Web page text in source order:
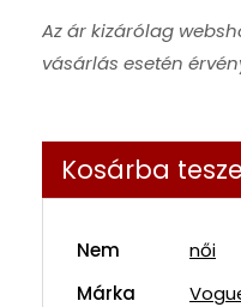
Az ár kizárólag
vásárlás esetén
Kosárba
Nem
női
Márka